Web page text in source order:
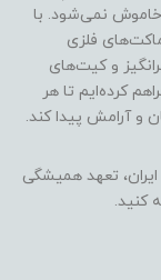
نمی‌شود. با
فلزی
و کیت‌های
کرده‌ایم تا هر
و آرامش پیدا کند.
تعهد همیشگی
کنید.